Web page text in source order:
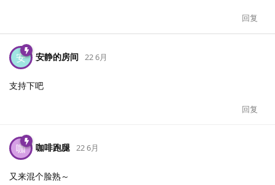
回复
安 安静的房间 22 6月
支持下吧
回复
咖 咖啡跑腿 22 6月
又来混个脸熟～